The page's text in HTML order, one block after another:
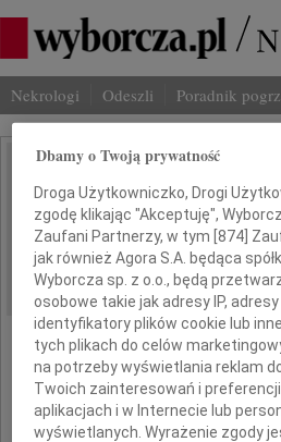
Nekrologi Odeszli Poradnik
IMIĘ I NAZWISKO: Piotr
REGION: cała Polska
DATA EMISJI: 05.02.2011
Składamy
Dbamy o Twoją prywatność
Droga Użytkowniczko, Drogi
zgodę klikając "Akceptuję",
Zaufani Partnerzy, w tym [874]
jak również Agora S.A. będąca
Wyborcza sp. z o.o., będą
osobowe takie jak adresy IP,
identyfikatory plików cookie lub
tych plikach do celów
na potrzeby wyświetlania reklam
Twoich zainteresowań i
aplikacjach i w Internecie lub
wyświetlanych. Wyrażenie zgody